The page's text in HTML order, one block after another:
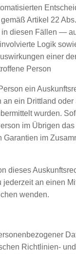
Artikel 22
diesen Fällen —
Logik
einer
Person
ein
ein Drittland oder
wurden.
im Übrigen
im
dieses
an einen
wenden.
Richtlinien- und